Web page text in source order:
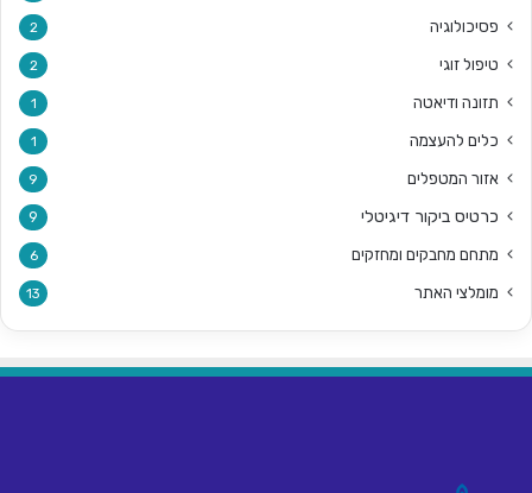
פסיכולוגיה 2
טיפול זוגי 2
תזונה ודיאטה 1
כלים להעצמה 1
אזור המטפלים 9
כרטיס ביקור דיגיטלי 9
מתחם מחבקים ומחזקים 6
מומלצי האתר 13